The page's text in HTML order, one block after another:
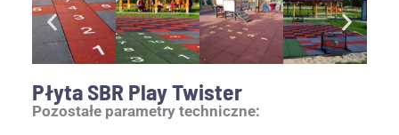
Płyta SBR Play Twister
Pozostałe parametry techniczne: